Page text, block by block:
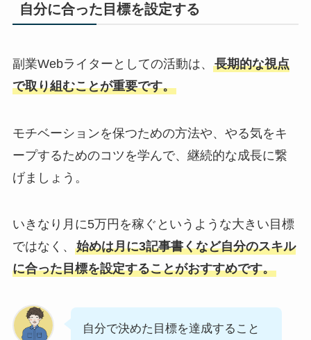
自分に合った目標を設定する
副業Webライターとしての活動は、 長期的な視点
で取り組むことが重要です。
モチベーションを保つための方法や、やる気をキ
ープするためのコツを学んで、継続的な成長に繋
げましょう。
いきなり月に5万円を稼ぐというような大きい目標
ではなく、 始めは月に3記事書くなど自分のスキル
に合った目標を設定することがおすすめです。
自分で決めた目標を達成すること